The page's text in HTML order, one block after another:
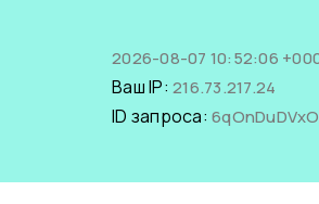
2026-08-07 10:52:06
Ваш IP: 216.73.217.24
ID запроса: